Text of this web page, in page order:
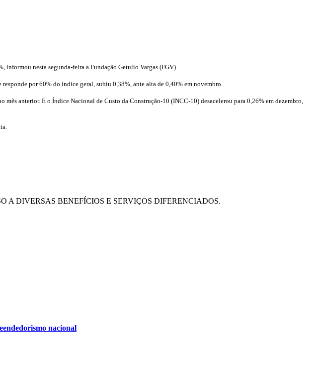
informou nesta segunda-feira a Fundação Getulio Vargas (FGV).
por 60% do índice geral, subiu 0,38%, ante alta de 0,40% em novembro.
anterior. E o Índice Nacional de Custo da Construção-10 (INCC-10) desacelerou para 0,26% em dezembro,
A DIVERSAS BENEFÍCIOS E SERVIÇOS DIFERENCIADOS.
nacional